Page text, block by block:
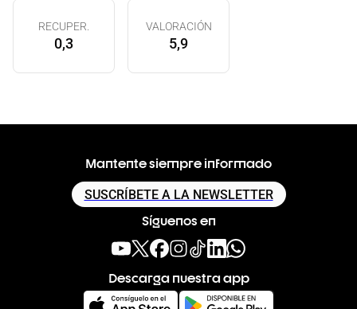
RECUPER.
0,3
VALORACIÓN
5,9
Mantente siempre informado
SUSCRÍBETE A LA NEWSLETTER
Síguenos en
Descarga nuestra app